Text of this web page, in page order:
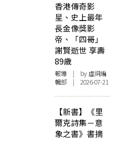
香港傳奇影
星、史上最年
長金像獎影
帝、「四哥」
謝賢逝世 享壽
89歲
報導 | by 虛詞編
輯部 | 2026-07-21
【新書】《里
爾克詩集－意
象之書》書摘